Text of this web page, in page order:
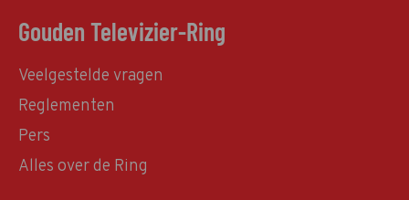
Gouden Televizier-Ring
Veelgestelde vragen
Reglementen
Pers
Alles over de Ring